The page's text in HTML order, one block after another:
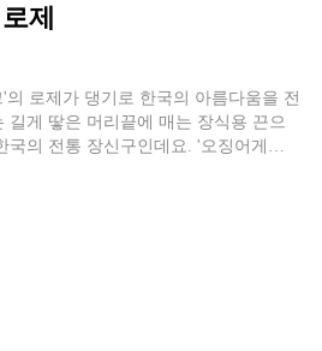
제
로제가 댕기로 한국의 아름다움을 전
길게 땋은 머리끝에 매는 장식용 끈으
의 전통 장신구인데요. '오징어게